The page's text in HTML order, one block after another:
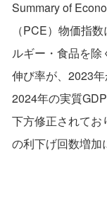
Summary of
（PCE）物価指
ルギー・食品を
伸び率が、2023
2024年の実質
下方修正されてお
の利下げ回数増加